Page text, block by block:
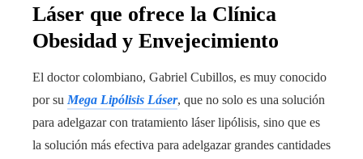
Láser que ofrece la Clínica
Obesidad y Envejecimiento
El doctor colombiano, Gabriel Cubillos, es muy conocido
por su Mega Lipólisis Láser, que no solo es una solución
para adelgazar con tratamiento láser lipólisis, sino que es
la solución más efectiva para adelgazar grandes cantidades